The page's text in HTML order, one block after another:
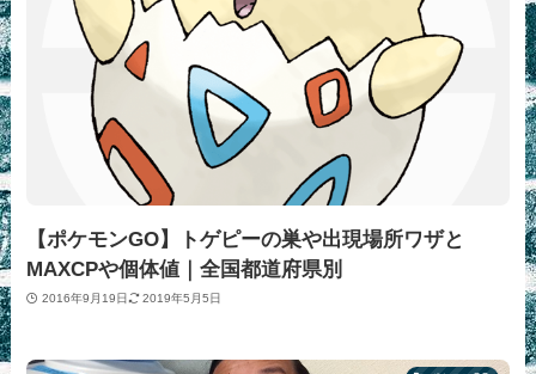
【ポケモンGO】トゲピーの巣や出現場所ワザと
MAXCPや個体値｜全国都道府県別
2016年9月19日 2019年5月5日